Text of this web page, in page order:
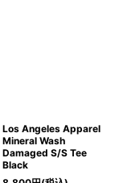
Los Angeles Apparel
Mineral Wash
Damaged S/S Tee
Black